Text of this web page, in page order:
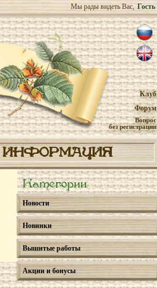
Мы рады видеть Вас, Гость
Клуб
Форум
Вопрос
без регистрации
ИНФОРМАЦИЯ
Категории
Новости
Новинки
Вышитые работы
Акции и бонусы